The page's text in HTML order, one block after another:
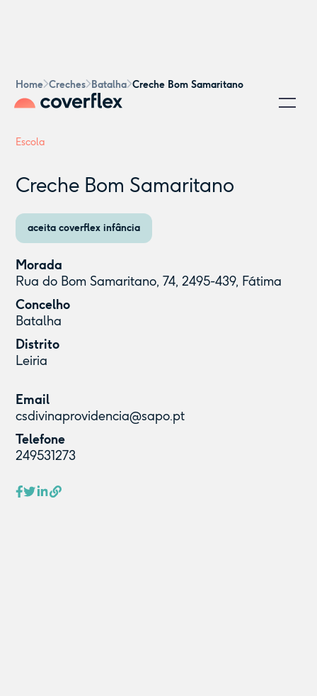
Home Creches Batalha Creche Bom Samaritano
Escola
Creche Bom Samaritano
aceita coverflex infância
Morada
Rua do Bom Samaritano, 74, 2495-439, Fátima
Concelho
Batalha
Distrito
Leiria
Email
csdivinaprovidencia@sapo.pt
Telefone
249531273